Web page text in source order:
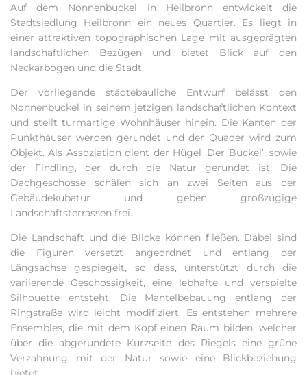
Auf dem Nonnenbuckel in Heilbronn entwickelt die
Stadtsiedlung Heilbronn ein neues Quartier. Es liegt in
einer attraktiven topographischen Lage mit ausgeprägten
landschaftlichen Bezügen und bietet Blick auf den
Neckarbogen und die Stadt.
Der vorliegende städtebauliche Entwurf belässt den
Nonnenbuckel in seinem jetzigen landschaftlichen Kontext
und stellt turmartige Wohnhäuser hinein. Die Kanten der
Punkthäuser werden gerundet und der Quader wird zum
Objekt. Als Assoziation dient der Hügel ‚Der Buckel‘, sowie
der Findling, der durch die Natur gerundet ist. Die
Dachgeschosse schälen sich an zwei Seiten aus der
Gebäudekubatur und geben großzügige
Landschaftsterrassen frei.
Die Landschaft und die Blicke können fließen. Dabei sind
die Figuren versetzt angeordnet und entlang der
Längsachse gespiegelt, so dass, unterstützt durch die
variierende Geschossigkeit, eine lebhafte und verspielte
Silhouette entsteht. Die Mantelbebauung entlang der
Ringstraße wird leicht modifiziert. Es entstehen mehrere
Ensembles, die mit dem Kopf einen Raum bilden, welcher
über die abgerundete Kurzseite des Riegels eine grüne
Verzahnung mit der Natur sowie eine Blickbeziehung